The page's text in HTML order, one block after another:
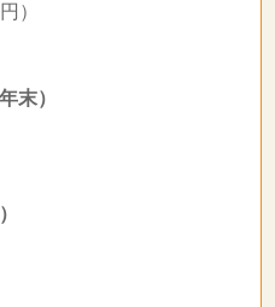
）
年末）